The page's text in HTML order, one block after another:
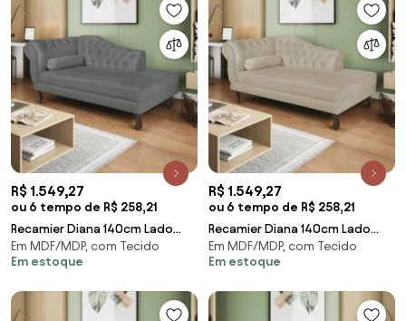
R$ 1.549,27
ou 6 tempo de R$ 258,21
Recamier Diana 140cm Lado
Direito Corano Cinza - ADJ
Decor
Em MDF/MDP, com Tecido
Em estoque
R$ 1.549,27
ou 6 tempo de R$ 258,21
Recamier Diana 140cm Lado
Direito Corano Bege - ADJ
Decor
Em MDF/MDP, com Tecido
Em estoque